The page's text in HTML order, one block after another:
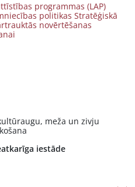
programmas (LAP)
politikas Stratēģiskā
novērtēšanas
meža un zivju
iestāde